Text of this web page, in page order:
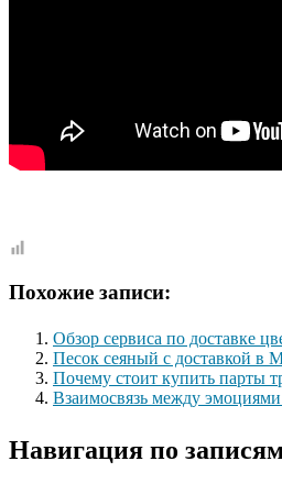
Похожие записи:
Обзор сервиса по доставке
Песок сеяный с доставкой в
Почему стоит купить парты
Взаимосвязь между эмоциями
Навигация по